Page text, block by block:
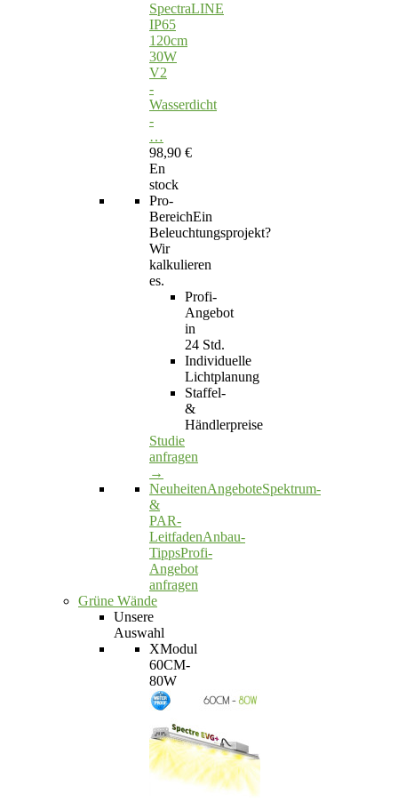
SpectraLINE
IP65
120cm
30W
V2
-
Wasserdicht
-
…
98,90 €
En
stock
Pro-
BereichEin
Beleuchtungsprojekt?
Wir
kalkulieren
es.
Profi-
Angebot
in
24 Std.
Individuelle
Lichtplanung
Staffel-
&
Händlerpreise
Studie
anfragen
→
NeuheitenAngeboteSpektrum-
&
PAR-
LeitfadenAnbau-
TippsProfi-
Angebot
anfragen
Grüne Wände
Unsere
Auswahl
XModul
60CM-
80W